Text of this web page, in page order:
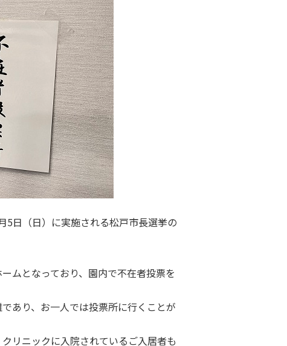
5日（日）に実施される松戸市長選挙の
ムとなっており、園内で不在者投票を
あり、お一人では投票所に行くことが
リニックに入院されているご入居者も